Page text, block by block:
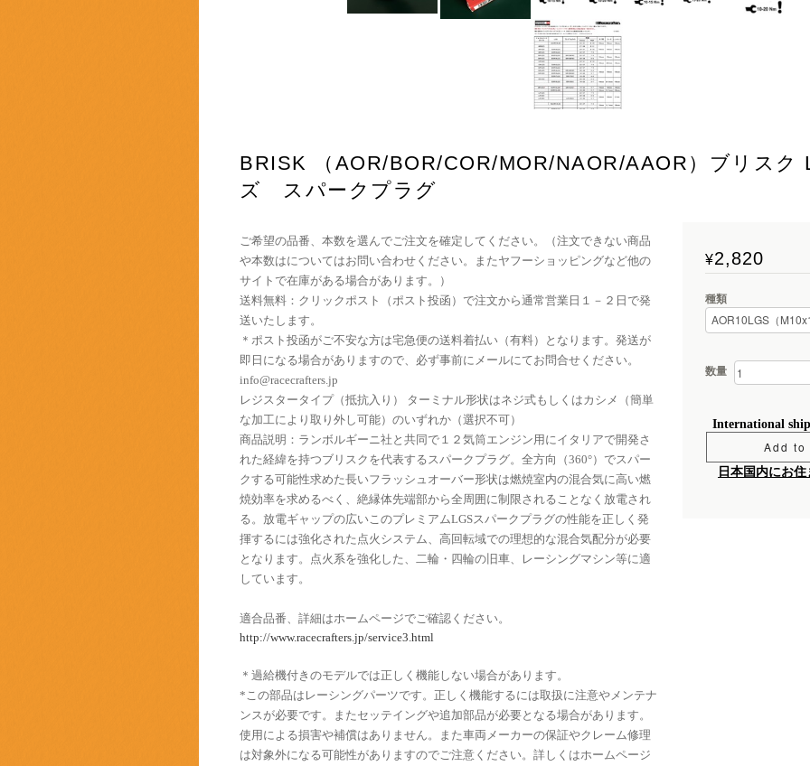
BRISK （AOR/BOR/COR/MOR/NAOR/AAOR）ブリスク
ズ スパークプラグ
ご希望の品番、本数を選んでご注文を確定してください。（注文できない商品
や本数はについてはお問い合わせください。またヤフーショッピングなど他の
サイトで在庫がある場合があります。）
送料無料：クリックポスト（ポスト投函）で注文から通常営業日１－２日で発
送いたします。
＊ポスト投函がご不安な方は宅急便の送料着払い（有料）となります。発送が
即日になる場合がありますので、必ず事前にメールにてお問合せください。
info@racecrafters.jp
レジスタータイプ（抵抗入り） ターミナル形状はネジ式もしくはカシメ（簡単
な加工により取り外し可能）のいずれか（選択不可）
商品説明：ランボルギーニ社と共同で１２気筒エンジン用にイタリアで開発さ
れた経緯を持つブリスクを代表するスパークプラグ。全方向（360°）でスパー
クする可能性求めた長いフラッシュオーバー形状は燃焼室内の混合気に高い燃
焼効率を求めるべく、絶縁体先端部から全周囲に制限されることなく放電され
る。放電ギャップの広いこのプレミアムLGSスパークプラグの性能を正しく発
揮するには強化された点火システム、高回転域での理想的な混合気配分が必要
となります。点火系を強化した、二輪・四輪の旧車、レーシングマシン等に適
しています。
適合品番、詳細はホームページでご確認ください。
http://www.racecrafters.jp/service3.html
＊過給機付きのモデルでは正しく機能しない場合があります。
*この部品はレーシングパーツです。正しく機能するには取扱に注意やメンテナ
ンスが必要です。またセッテイングや追加部品が必要となる場合があります。
使用による損害や補償はありません。また車両メーカーの保証やクレーム修理
は対象外になる可能性がありますのでご注意ください。詳しくはホームページ
¥2,820
種類
数量
International
Add
日本国内にお